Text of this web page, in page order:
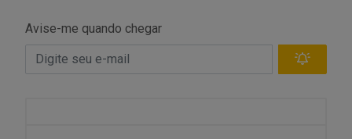
Avise-me quando chegar